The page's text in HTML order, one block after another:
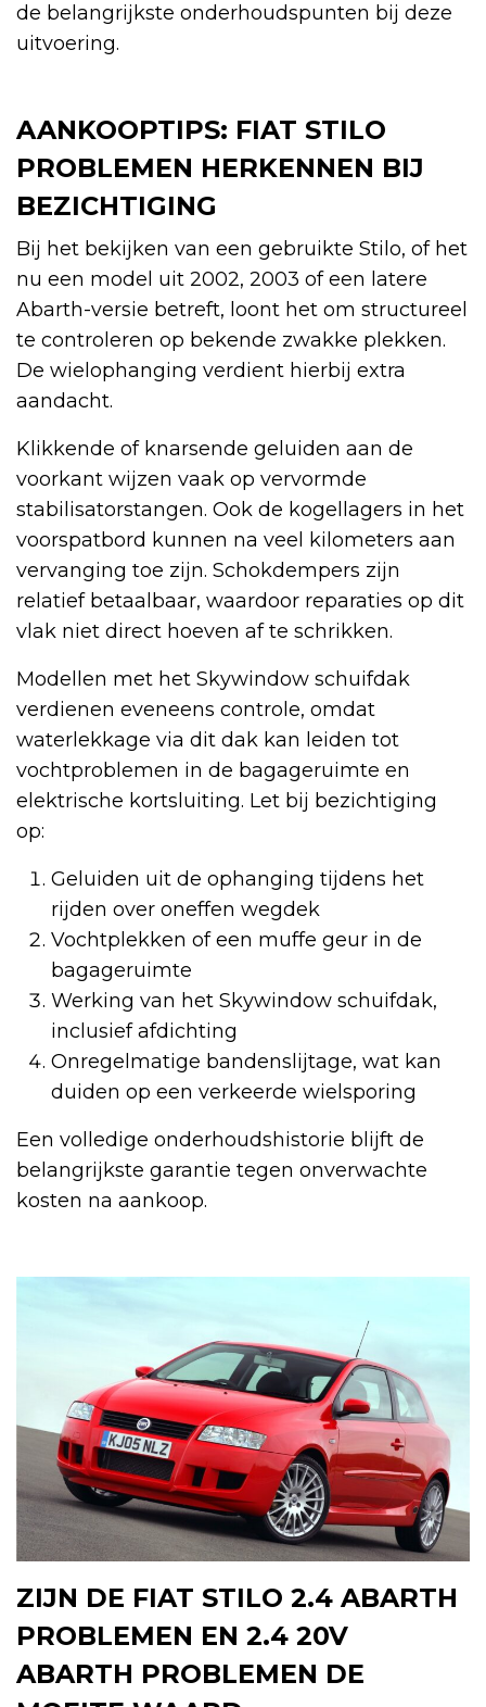
de belangrijkste onderhoudspunten bij deze
uitvoering.
AANKOOPTIPS: FIAT STILO
PROBLEMEN HERKENNEN BIJ
BEZICHTIGING
Bij het bekijken van een gebruikte Stilo, of het
nu een model uit 2002, 2003 of een latere
Abarth-versie betreft, loont het om structureel
te controleren op bekende zwakke plekken.
De wielophanging verdient hierbij extra
aandacht.
Klikkende of knarsende geluiden aan de
voorkant wijzen vaak op vervormde
stabilisatorstangen. Ook de kogellagers in het
voorspatbord kunnen na veel kilometers aan
vervanging toe zijn. Schokdempers zijn
relatief betaalbaar, waardoor reparaties op dit
vlak niet direct hoeven af te schrikken.
Modellen met het Skywindow schuifdak
verdienen eveneens controle, omdat
waterlekkage via dit dak kan leiden tot
vochtproblemen in de bagageruimte en
elektrische kortsluiting. Let bij bezichtiging
op:
Geluiden uit de ophanging tijdens het
rijden over oneffen wegdek
Vochtplekken of een muffe geur in de
bagageruimte
Werking van het Skywindow schuifdak,
inclusief afdichting
Onregelmatige bandenslijtage, wat kan
duiden op een verkeerde wielsporing
Een volledige onderhoudshistorie blijft de
belangrijkste garantie tegen onverwachte
kosten na aankoop.
ZIJN DE FIAT STILO 2.4 ABARTH
PROBLEMEN EN 2.4 20V
ABARTH PROBLEMEN DE